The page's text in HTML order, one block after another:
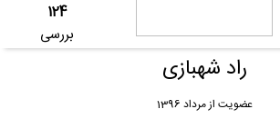
124
بررسی
راد شهبازی
عضویت از مرداد 1396